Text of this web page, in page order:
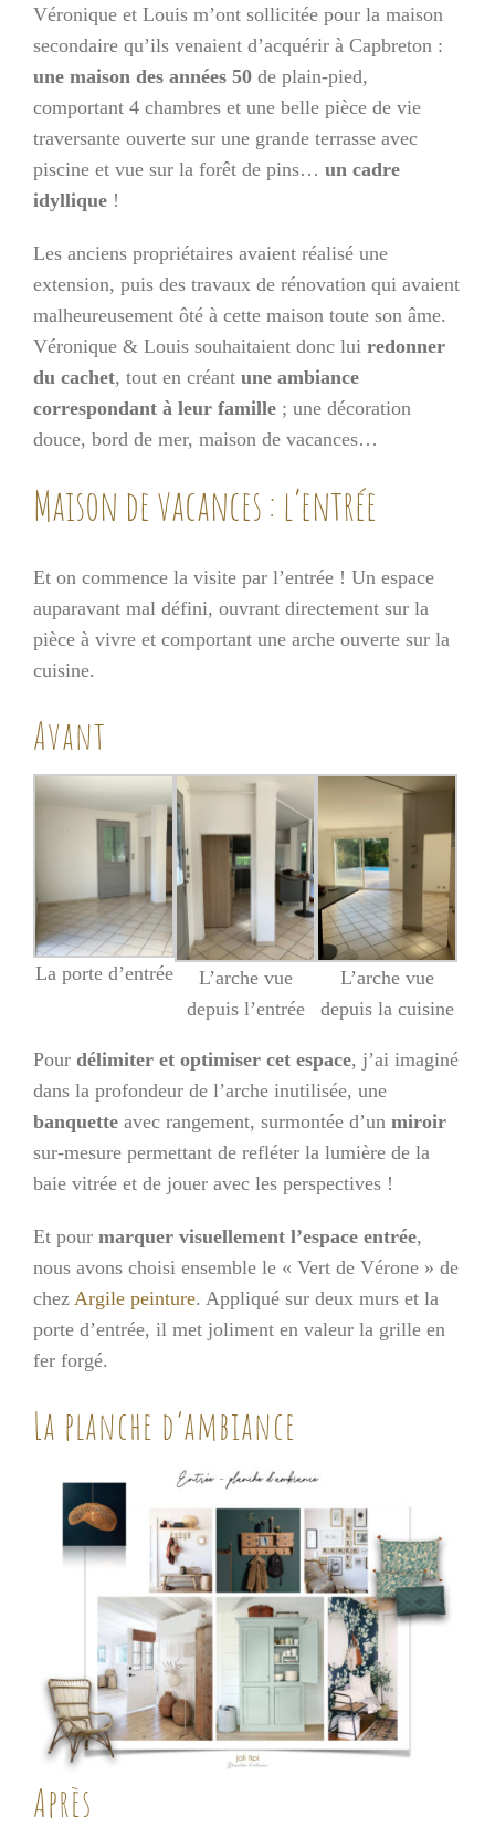
Véronique et Louis m’ont sollicitée pour la maison
secondaire qu’ils venaient d’acquérir à Capbreton :
une maison des années 50 de plain-pied,
comportant 4 chambres et une belle pièce de vie
traversante ouverte sur une grande terrasse avec
piscine et vue sur la forêt de pins… un cadre
idyllique !
Les anciens propriétaires avaient réalisé une
extension, puis des travaux de rénovation qui avaient
malheureusement ôté à cette maison toute son âme.
Véronique & Louis souhaitaient donc lui redonner
du cachet, tout en créant une ambiance
correspondant à leur famille ; une décoration
douce, bord de mer, maison de vacances…
Maison de vacances : l’entrée
Et on commence la visite par l’entrée ! Un espace
auparavant mal défini, ouvrant directement sur la
pièce à vivre et comportant une arche ouverte sur la
cuisine.
Avant
La porte d’entrée
L’arche vue
depuis l’entrée
L’arche vue
depuis la cuisine
Pour délimiter et optimiser cet espace, j’ai imaginé
dans la profondeur de l’arche inutilisée, une
banquette avec rangement, surmontée d’un miroir
sur-mesure permettant de refléter la lumière de la
baie vitrée et de jouer avec les perspectives !
Et pour marquer visuellement l’espace entrée,
nous avons choisi ensemble le « Vert de Vérone » de
chez Argile peinture. Appliqué sur deux murs et la
porte d’entrée, il met joliment en valeur la grille en
fer forgé.
La planche d’ambiance
Après